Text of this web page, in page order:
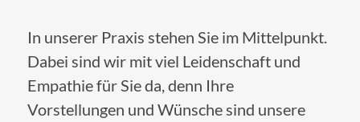
In unserer Praxis stehen Sie im Mittelpunkt.
Dabei sind wir mit viel Leidenschaft und
Empathie für Sie da, denn Ihre
Vorstellungen und Wünsche sind unsere